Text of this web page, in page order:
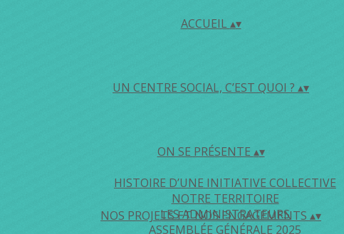
ACCUEIL ▴▾
UN CENTRE SOCIAL, C’EST QUOI ? ▴▾
ON SE PRÉSENTE ▴▾
HISTOIRE D’UNE INITIATIVE COLLECTIVE
NOTRE TERRITOIRE
LES ADMINISTRATEURS
ASSEMBLÉE GÉNÉRALE 2025
NOS PROJETS ET NOS ENGAGEMENTS ▴▾